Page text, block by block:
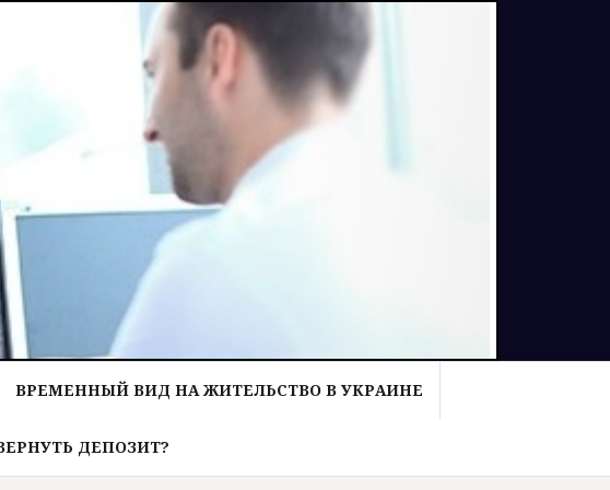
ВРЕМЕННЫЙ ВИД НА ЖИТЕЛЬСТВО В УКРАИНЕ
ДЕПОЗИТ?